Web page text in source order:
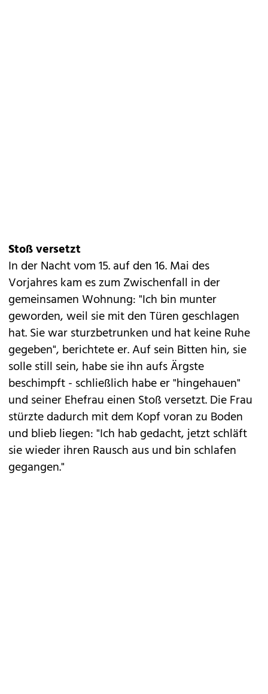
Stoß versetzt
In der Nacht vom 15. auf den 16. Mai des
Vorjahres kam es zum Zwischenfall in der
gemeinsamen Wohnung: "Ich bin munter
geworden, weil sie mit den Türen geschlagen
hat. Sie war sturzbetrunken und hat keine Ruhe
gegeben", berichtete er. Auf sein Bitten hin, sie
solle still sein, habe sie ihn aufs Ärgste
beschimpft - schließlich habe er "hingehauen"
und seiner Ehefrau einen Stoß versetzt. Die Frau
stürzte dadurch mit dem Kopf voran zu Boden
und blieb liegen: "Ich hab gedacht, jetzt schläft
sie wieder ihren Rausch aus und bin schlafen
gegangen."